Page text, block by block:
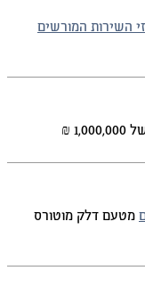
המורשים
דלק מוטורס